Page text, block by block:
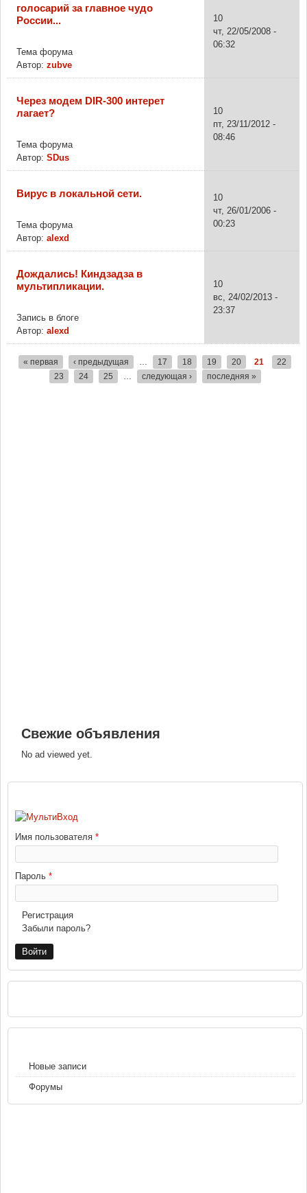
голосарий за главное чудо
России...
Тема форума
Автор: zubve
10
чт, 22/05/2008 -
06:32
Через модем DIR-300 интерет
лагает?
Тема форума
Автор: SDus
10
пт, 23/11/2012 -
08:46
Вирус в локальной сети.
Тема форума
Автор: alexd
10
чт, 26/01/2006 -
00:23
Дождались! Киндзадза в
мультипликации.
Запись в блоге
Автор: alexd
10
вс, 24/02/2013 -
23:37
Страницы
« первая ‹ предыдущая … 17 18 19 20 21
22
23
24 25 … следующая › последняя »
Свежие объявления
No ad viewed yet.
Имя пользователя *
Пароль *
Регистрация
Забыли пароль?
Новые записи
Форумы